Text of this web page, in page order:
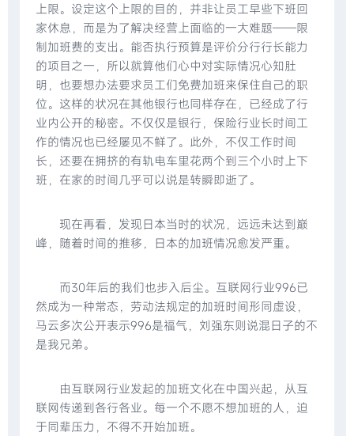
上限。设定这个上限的目的，并非让员工早些下班回
家休息，而是为了解决经营上面临的一大难题——限
制加班费的支出。能否执行预算是评价分行行长能力
的项目之一，所以就算他们心中对实际情况心知肚
明，也要想办法要求员工们免费加班来保住自己的职
位。这样的状况在其他银行也同样存在，已经成了行
业内公开的秘密。不仅仅是银行，保险行业长时间工
作的情况也已经屡见不鲜了。此外，不仅工作时间
长，还要在拥挤的有轨电车里花两个到三个小时上下
班，在家的时间几乎可以说是转瞬即逝了。
现在再看，发现日本当时的状况，远远未达到巅
峰，随着时间的推移，日本的加班情况愈发严重。
而30年后的我们也步入后尘。互联网行业996已
然成为一种常态，劳动法规定的加班时间形同虚设，
马云多次公开表示996是福气，刘强东则说混日子的不
是我兄弟。
由互联网行业发起的加班文化在中国兴起，从互
联网传递到各行各业。每一个不愿不想加班的人，迫
于同辈压力，不得不开始加班。